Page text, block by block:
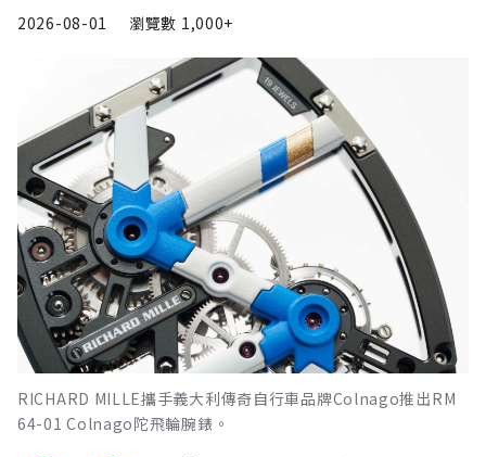
2026-08-01
瀏覽數 1,000+
RICHARD MILLE攜手義大利傳奇自行車品牌Colnago推出RM
64-01 Colnago陀飛輪腕錶。